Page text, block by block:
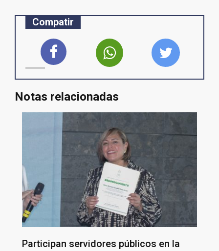
Compatir
Notas relacionadas
Participan servidores públicos en la